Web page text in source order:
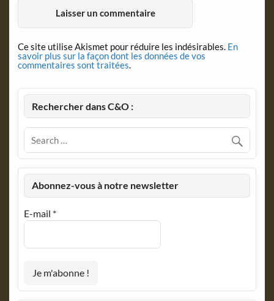
Ce site utilise Akismet pour réduire les indésirables. En
savoir plus sur la façon dont les données de vos
commentaires sont traitées
Rechercher dans C&O :
Abonnez-vous à notre newsletter
E-mail *